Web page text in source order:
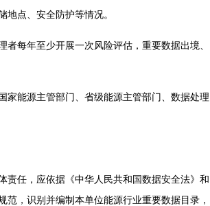
点、安全防护等情况。
每年至少开展一次风险评估，重要数据出境、
能源主管部门、省级能源主管部门、数据处理
任，应依据《中华人民共和国数据安全法》和
范，识别并编制本单位能源行业重要数据目录，